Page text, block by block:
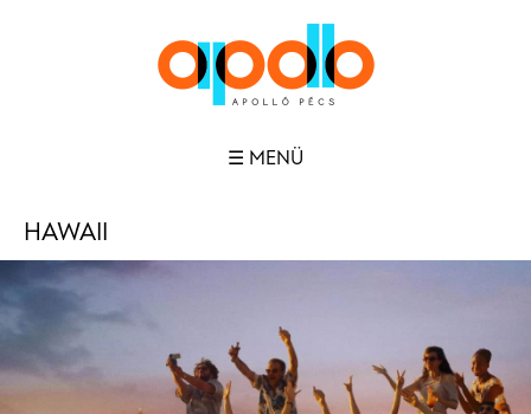
☰ MENÜ
HAWAII